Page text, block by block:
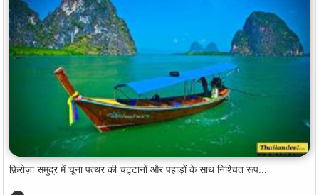
फ़िरोज़ा समुद्र में चूना पत्थर की चट्टानों और पहाड़ों के साथ निश्चित रूप...